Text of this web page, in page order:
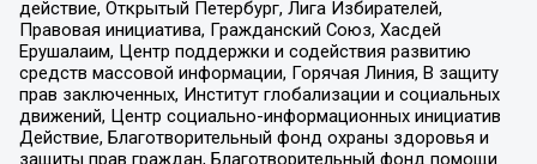
действие, Открытый Петербург, Лига Избирателей,
Правовая инициатива, Гражданский Союз, Хасдей
Ерушалаим, Центр поддержки и содействия развитию
средств массовой информации, Горячая Линия, В защиту
прав заключенных, Институт глобализации и социальных
движений, Центр социально-информационных инициатив
Действие, Благотворительный фонд охраны здоровья и
защиты прав граждан, Благотворительный фонд помощи